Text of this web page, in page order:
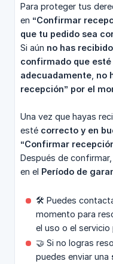
Para proteger tus
en “Confirmar
que tu pedido sea
Si aún no has
confirmado que
adecuadamente no
recepción” por el
Una vez que hayas
esté correcto y en
“Confirmar
Después de
en el Período de
🛠️ Puedes
momento para
el uso o el servicio
🤝 Si no logras
puedes enviar una